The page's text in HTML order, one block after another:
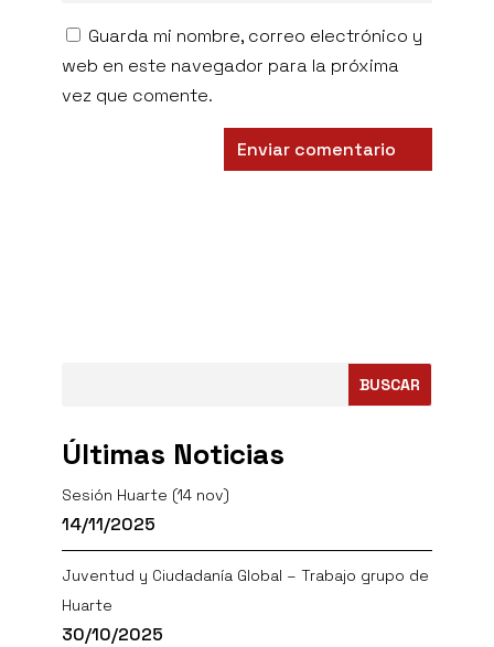
Guarda mi nombre, correo electrónico y
web en este navegador para la próxima
vez que comente.
BUSCAR
Últimas Noticias
Sesión Huarte (14 nov)
14/11/2025
Juventud y Ciudadanía Global – Trabajo grupo de
Huarte
30/10/2025